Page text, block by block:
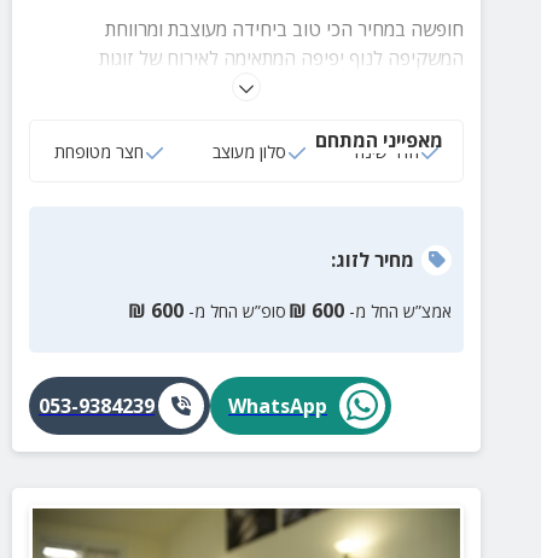
חופשה במחיר הכי טוב ביחידה מעוצבת ומרווחת
המשקיפה לנוף יפיפה המתאימה לאירוח של זוגות
ומשפחות, חדר שינה עם מיטה זוגית, חדר ליחיד, סלון
מאפייני המתחם
חדר שינה סלון מעוצב חצר מטופחת
מחירלזוג:
אמצ”ש החל מ- 600
₪ סופ”ש החל מ- 600
₪
WhatsApp
053-9384239